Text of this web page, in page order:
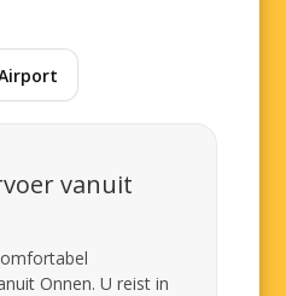
vanuit
Onnen. U reist in